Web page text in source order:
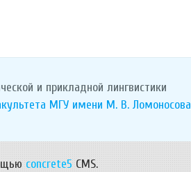
и прикладной лингвистики
МГУ имени М. В. Ломоносова
concrete5 CMS.